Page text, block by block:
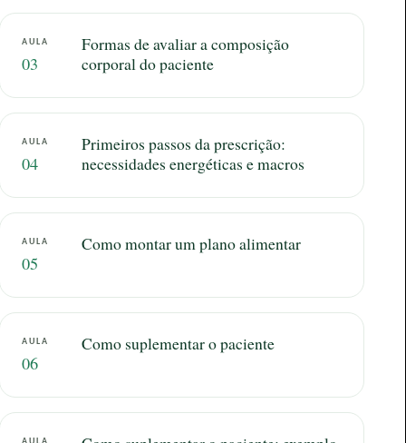
AULA
03
Formas de avaliar a composição
corporal do paciente
AULA
04
Primeiros passos da prescrição:
necessidades energéticas e macros
AULA
05
Como montar um plano alimentar
AULA
06
Como suplementar o paciente